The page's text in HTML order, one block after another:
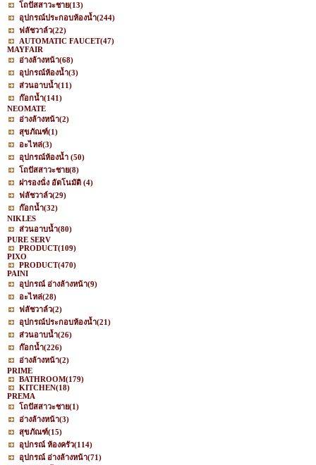
โถปัสสาวะชาย(13)
อุปกรณ์ประกอบห้องน้ำ(244)
ฟลัชวาล์ว(22)
AUTOMATIC FAUCET(47)
MAYFAIR
อ่างล้างหน้า(68)
อุปกรณ์ห้องน้ำ(3)
ส่วนอาบน้ำ(11)
ก๊อกน้ำ(141)
NEOMATE
อ่างล้างหน้า(2)
สุขภัณฑ์(1)
อะไหล่(3)
อุปกรณ์ห้องน้ำ (50)
โถปัสสาวะชาย(8)
ฝารองนั่ง อัตโนมัติ (4)
ฟลัชวาล์ว(29)
ก๊อกน้ำ(32)
NIKLES
ส่วนอาบน้ำ(80)
PURE SERV
PRODUCT(109)
PIXO
PRODUCT(470)
PAINI
อุปกรณ์ อ่างล้างหน้า(9)
อะไหล่(28)
ฟลัชวาล์ว(2)
อุปกรณ์ประกอบห้องน้ำ(21)
ส่วนอาบน้ำ(26)
ก๊อกน้ำ(226)
อ่างล้างหน้า(2)
PRIME
BATHROOM(179)
KITCHEN(18)
PREMA
โถปัสสาวะชาย(1)
อ่างล้างหน้า(3)
สุขภัณฑ์(15)
อุปกรณ์ ห้องครัว(114)
อุปกรณ์ อ่างล้างหน้า(71)